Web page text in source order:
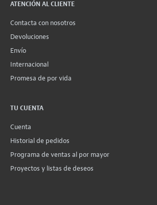
ATENCIÓN AL CLIENTE
Contacta con nosotros
Devoluciones
Envío
Internacional
Promesa de por vida
TU CUENTA
Cuenta
Historial de pedidos
Programa de ventas al por mayor
Proyectos y listas de deseos